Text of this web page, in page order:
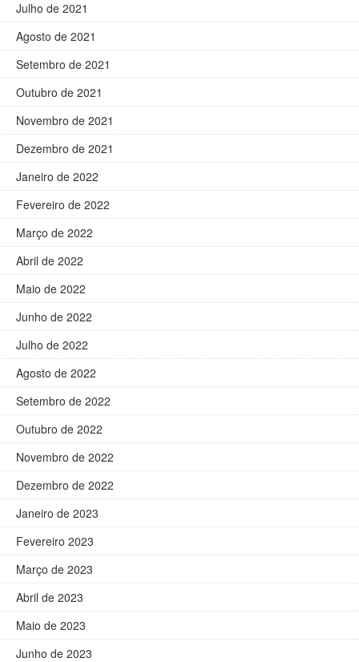
Julho de 2021
Agosto de 2021
Setembro de 2021
Outubro de 2021
Novembro de 2021
Dezembro de 2021
Janeiro de 2022
Fevereiro de 2022
Março de 2022
Abril de 2022
Maio de 2022
Junho de 2022
Julho de 2022
Agosto de 2022
Setembro de 2022
Outubro de 2022
Novembro de 2022
Dezembro de 2022
Janeiro de 2023
Fevereiro 2023
Março de 2023
Abril de 2023
Maio de 2023
Junho de 2023